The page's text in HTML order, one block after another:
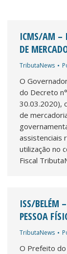
ICMS/AM –
DE
TributaNews
O
do Decreto
30.03.2020),
de
assistenciais
utilização no
Fiscal
ISS/BELÉM
PESSOA
TributaNews
O Prefeito do